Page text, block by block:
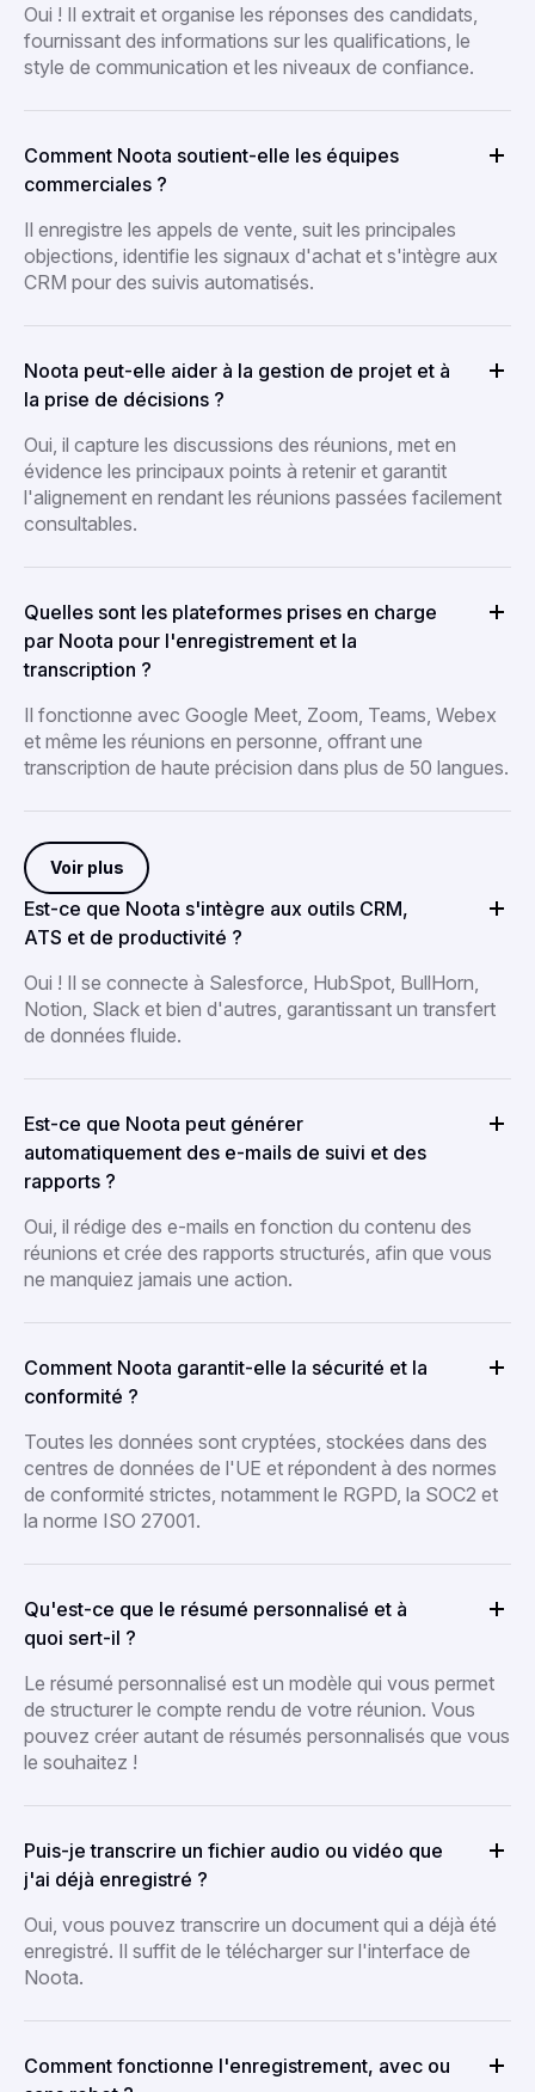
Oui ! Il extrait et organise les réponses des candidats,
fournissant des informations sur les qualifications, le
style de communication et les niveaux de confiance.
Comment Noota soutient-elle les équipes
commerciales ?
Il enregistre les appels de vente, suit les principales
objections, identifie les signaux d'achat et s'intègre aux
CRM pour des suivis automatisés.
Noota peut-elle aider à la gestion de projet et à
la prise de décisions ?
Oui, il capture les discussions des réunions, met en
évidence les principaux points à retenir et garantit
l'alignement en rendant les réunions passées facilement
consultables.
Quelles sont les plateformes prises en charge
par Noota pour l'enregistrement et la
transcription ?
Il fonctionne avec Google Meet, Zoom, Teams, Webex
et même les réunions en personne, offrant une
transcription de haute précision dans plus de 50 langues.
Voir plus
Est-ce que Noota s'intègre aux outils CRM,
ATS et de productivité ?
Oui ! Il se connecte à Salesforce, HubSpot, BullHorn,
Notion, Slack et bien d'autres, garantissant un transfert
de données fluide.
Est-ce que Noota peut générer
automatiquement des e-mails de suivi et des
rapports ?
Oui, il rédige des e-mails en fonction du contenu des
réunions et crée des rapports structurés, afin que vous
ne manquiez jamais une action.
Comment Noota garantit-elle la sécurité et la
conformité ?
Toutes les données sont cryptées, stockées dans des
centres de données de l'UE et répondent à des normes
de conformité strictes, notamment le RGPD, la SOC2 et
la norme ISO 27001.
Qu'est-ce que le résumé personnalisé et à
quoi sert-il ?
Le résumé personnalisé est un modèle qui vous permet
de structurer le compte rendu de votre réunion. Vous
pouvez créer autant de résumés personnalisés que vous
le souhaitez !
Puis-je transcrire un fichier audio ou vidéo que
j'ai déjà enregistré ?
Oui, vous pouvez transcrire un document qui a déjà été
enregistré. Il suffit de le télécharger sur l'interface de
Noota.
Comment fonctionne l'enregistrement, avec ou